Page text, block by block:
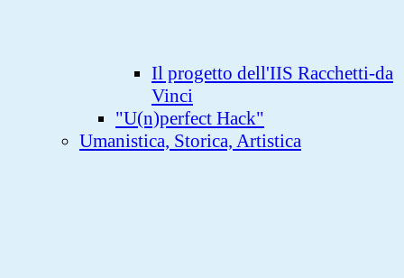
Il progetto dell'IIS Racchetti-da
Vinci
"U(n)perfect Hack"
Umanistica, Storica, Artistica